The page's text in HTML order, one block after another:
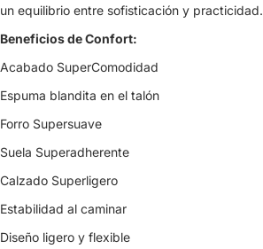
un equilibrio entre sofisticación y practicidad.
Beneficios de Confort:
Acabado SuperComodidad
Espuma blandita en el talón
Forro Supersuave
Suela Superadherente
Calzado Superligero
Estabilidad al caminar
Diseño ligero y flexible